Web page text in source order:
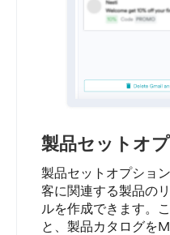
製品セットオ
製品セットオプショ
客に関連する製品の
ルを作成できます。
と、製品カタログを